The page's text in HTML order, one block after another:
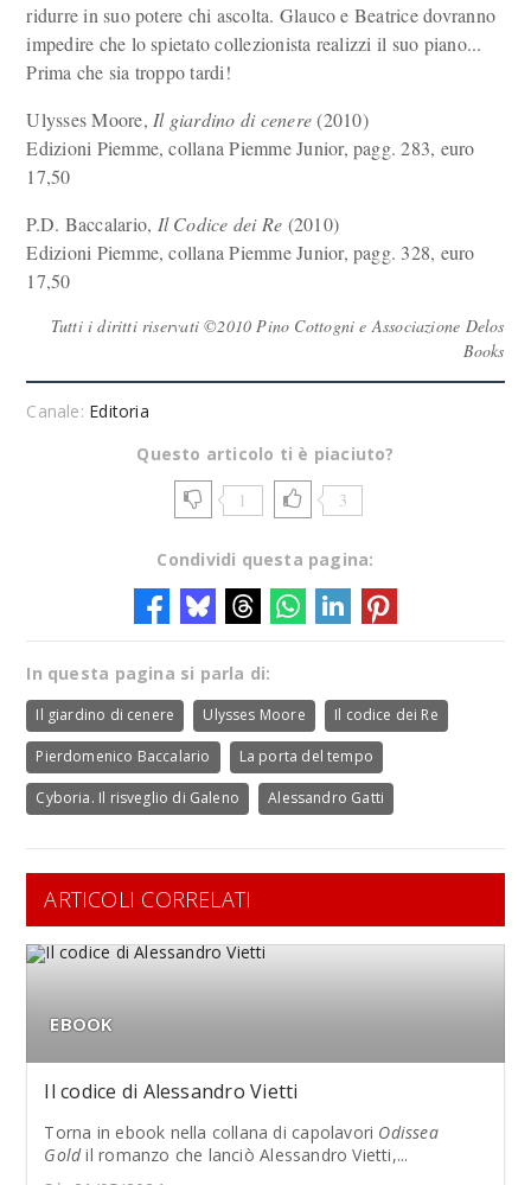
ridurre in suo potere chi ascolta. Glauco e Beatrice dovranno
impedire che lo spietato collezionista realizzi il suo piano...
Prima che sia troppo tardi!
Ulysses Moore, Il giardino di cenere(2010)
Edizioni Piemme, collana Piemme Junior, pagg. 283, euro
17,50
P.D. Baccalario, Il Codice dei Re (2010)
Edizioni Piemme, collana Piemme Junior, pagg. 328, euro
17,50
Tutti i diritti riservati ©2010 Pino Cottogni e Associazione Delos
Books
Canale: Editoria
Questo articolo ti è piaciuto?
1 3
Condividi questa pagina:
In questa pagina si parla di:
Il giardino di cenere Ulysses Moore Il codice dei Re
Pierdomenico Baccalario La porta del tempo
Cyboria. Il risveglio di Galeno Alessandro Gatti
ARTICOLI CORRELATI
EBOOK
Il codice di Alessandro Vietti
Torna in ebook nella collana di capolavori Odissea
Goldil romanzo che lanciò Alessandro Vietti,...